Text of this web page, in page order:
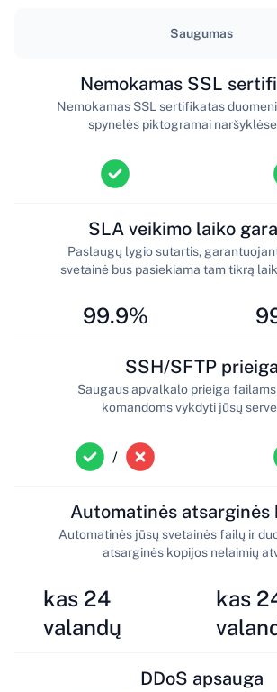
Saugumas
Nemokamas SSL
Nemokamas SSL sertifikatas
spynelės piktogramai
99.9%
SLA veikimo laiko
Paslaugų lygio sutartis,
svetainė bus pasiekiama tam tikrą
/
SSH/SFTP prieiga
Saugaus apvalkalo prieiga
komandoms vykdyti jūsų
kas 24
valandų
Automatinės atsarginės
Automatinės jūsų svetainės failų ir
atsarginės kopijos nelaimių
kas
DDoS apsauga